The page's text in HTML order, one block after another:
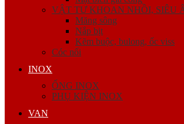
VẬT TƯ KHOAN NHỒI, SIÊU
Măng sông
Nắp bịt
Kẽm buộc, bulong, ốc viss
Cóc nối
INOX
ỐNG INOX
PHỤ KIỆN INOX
VAN